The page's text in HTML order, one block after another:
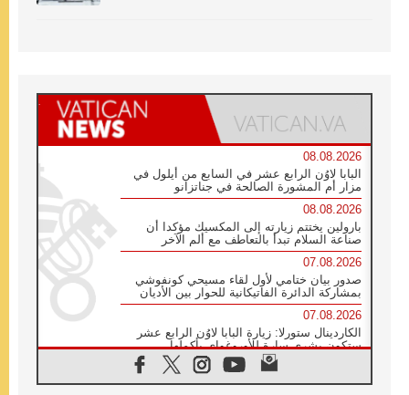
08.08.2026
البابا لاوُن الرابع عشر في السابع من أيلول في
مزار أم المشورة الصالحة في جناتزانو
08.08.2026
بارولين يختتم زيارته إلى المكسيك مؤكدا أن
صناعة السلام تبدأ بالتعاطف مع ألم الآخر
07.08.2026
صدور بيان ختامي لأول لقاء مسيحي كونفوشي
بمشاركة الدائرة الفاتيكانية للحوار بين الأديان
07.08.2026
الكاردينال ستورلا: زيارة البابا لاوُن الرابع عشر
ستكون بشرى سارة للأوروغواي بأكملها
الفاتيكان يعلن برنامج الزيارة الرسولية للبابا لاوُن